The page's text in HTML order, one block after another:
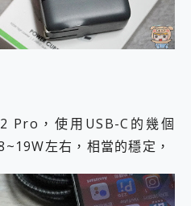
Pro，使用USB-C的幾個
左右，相當的穩定，